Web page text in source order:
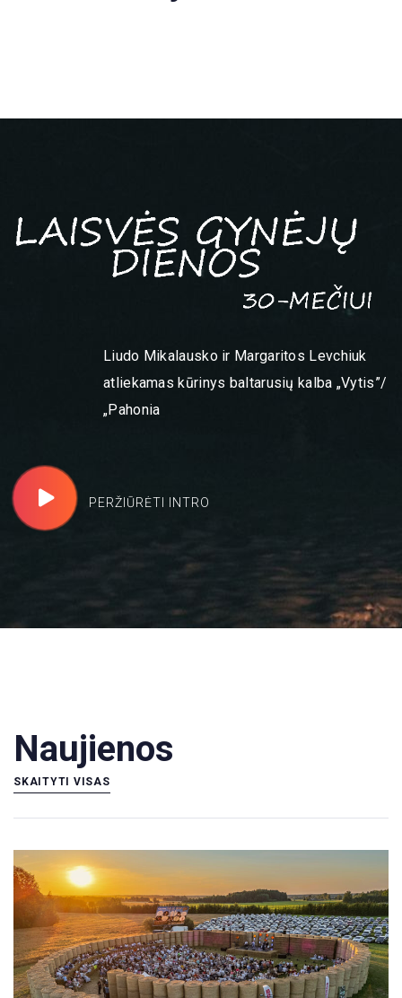
Liudo Mikalausko ir Margaritos Levchiuk
atliekamas kūrinys baltarusių kalba „Vytis”/
„Pahonia
PERŽIŪRĖTI INTRO
Naujienos
SKAITYTI VISAS